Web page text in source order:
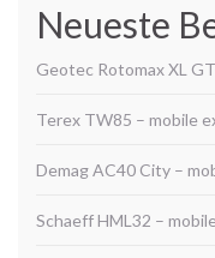
Neueste
Geotec Rotomax XL
Terex TW85 – mobile
Demag AC40 City –
Schaeff HML32 –